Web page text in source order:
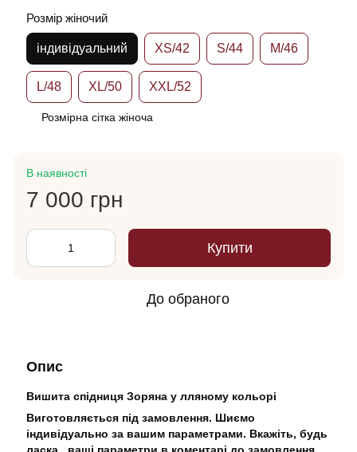
Розмір жіночий
індивідуальний XS/42 S/44 M/46
L/48 XL/50 XXL/52
Розмірна сітка жіноча
В наявності
7 000 грн
Купити
До обраного
Опис
Вишита спідниця Зоряна у лляному кольорі
Виготовляється під замовлення. Шиємо
індивідуально за вашим параметрами. Вкажіть, будь
ласка, ваші параметри в коментарі до замовлення.